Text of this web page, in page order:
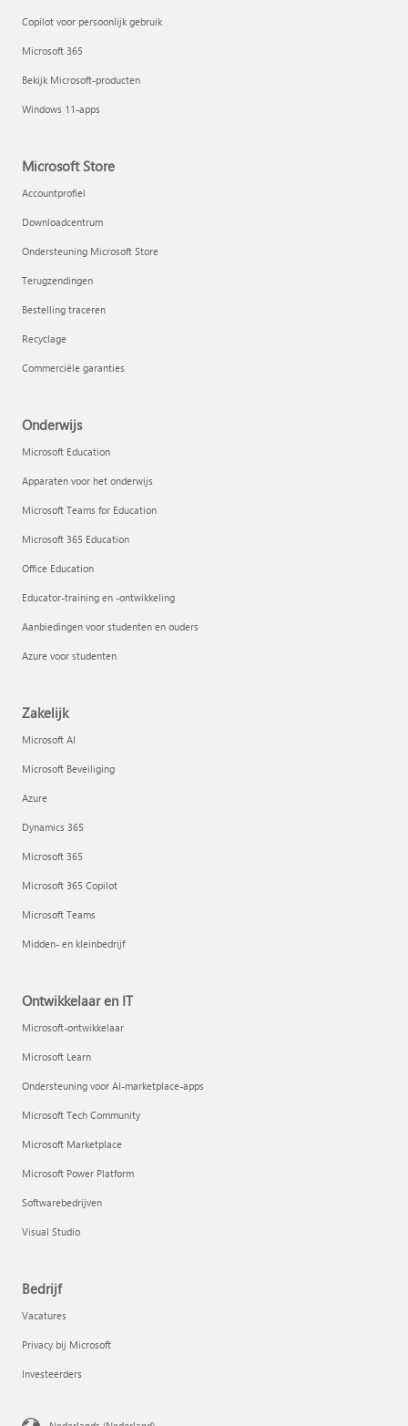
Copilot voor persoonlijk gebruik
Microsoft 365
Bekijk Microsoft-producten
Windows 11-apps
Microsoft Store
Accountprofiel
Downloadcentrum
Ondersteuning Microsoft Store
Terugzendingen
Bestelling traceren
Recyclage
Commerciële garanties
Onderwijs
Microsoft Education
Apparaten voor het onderwijs
Microsoft Teams for Education
Microsoft 365 Education
Office Education
Educator-training en -ontwikkeling
Aanbiedingen voor studenten en ouders
Azure voor studenten
Zakelijk
Microsoft AI
Microsoft Beveiliging
Azure
Dynamics 365
Microsoft 365
Microsoft 365 Copilot
Microsoft Teams
Midden- en kleinbedrijf
Ontwikkelaar en IT
Microsoft-ontwikkelaar
Microsoft Learn
Ondersteuning voor AI-marketplace-apps
Microsoft Tech Community
Microsoft Marketplace
Microsoft Power Platform
Softwarebedrijven
Visual Studio
Bedrijf
Vacatures
Privacy bij Microsoft
Investeerders